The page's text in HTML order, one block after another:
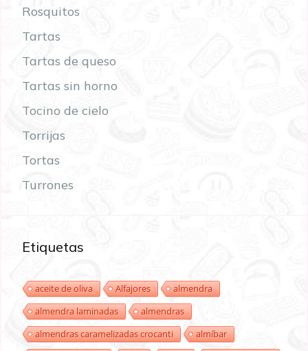
Rosquitos
Tartas
Tartas de queso
Tartas sin horno
Tocino de cielo
Torrijas
Tortas
Turrones
Etiquetas
aceite de oliva Alfajores
almendra
almendra laminadas
almendras
almendras caramelizadas crocanti
almíbar